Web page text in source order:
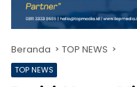
Beranda TOP NEWS
TOP NEWS